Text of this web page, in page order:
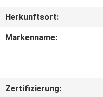
ÜBER
UNS
AUSFLUG
Herkunftsort:
Markenname:
Zertifizierung: